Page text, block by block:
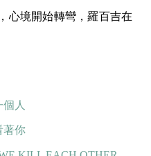
心境開始轉彎，羅百吉在
人
你